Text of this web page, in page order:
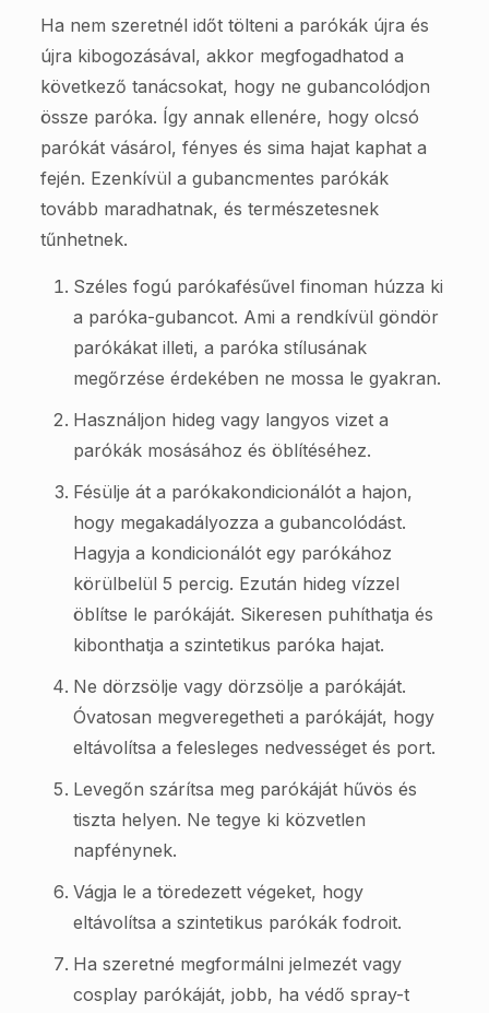
Ha nem szeretnél időt tölteni a parókák újra és
újra kibogozásával, akkor megfogadhatod a
következő tanácsokat, hogy ne gubancolódjon
össze paróka. Így annak ellenére, hogy olcsó
parókát vásárol, fényes és sima hajat kaphat a
fején. Ezenkívül a gubancmentes parókák
tovább maradhatnak, és természetesnek
tűnhetnek.
Széles fogú parókafésűvel finoman húzza ki
a paróka-gubancot. Ami a rendkívül göndör
parókákat illeti, a paróka stílusának
megőrzése érdekében ne mossa le gyakran.
Használjon hideg vagy langyos vizet a
parókák mosásához és öblítéséhez.
Fésülje át a parókakondicionálót a hajon,
hogy megakadályozza a gubancolódást.
Hagyja a kondicionálót egy parókához
körülbelül 5 percig. Ezután hideg vízzel
öblítse le parókáját. Sikeresen puhíthatja és
kibonthatja a szintetikus paróka hajat.
Ne dörzsölje vagy dörzsölje a parókáját.
Óvatosan megveregetheti a parókáját, hogy
eltávolítsa a felesleges nedvességet és port.
Levegőn szárítsa meg parókáját hűvös és
tiszta helyen. Ne tegye ki közvetlen
napfénynek.
Vágja le a töredezett végeket, hogy
eltávolítsa a szintetikus parókák fodroit.
Ha szeretné megformálni jelmezét vagy
cosplay parókáját, jobb, ha védő spray-t